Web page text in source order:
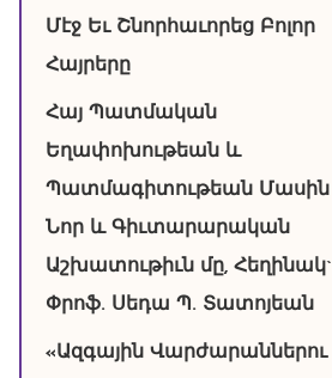
Մէջ Եւ Շնորհաւորեց Բոլոր
Հայրերը
Հայ Պատմական
Եղափոխութեան և
Պատմագիտութեան Մասին
Նոր և Գիւտարարական
Աշխատութիւն մը, Հեղինակ`
Փրոֆ. Սեդա Պ. Տատոյեան
«Ազգային Վարժարաններու